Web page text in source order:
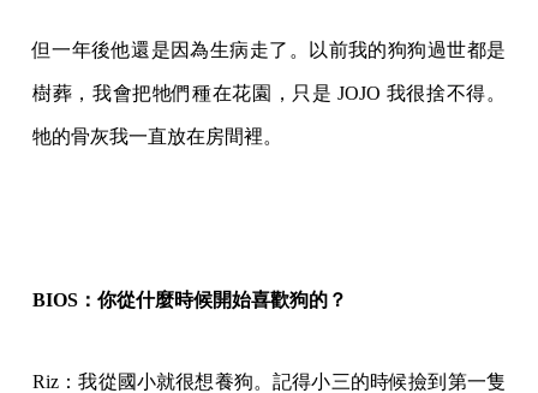
但一年後他還是因為生病走了。以前我的狗狗過世都是
樹葬，我會把牠們種在花園，只是 JOJO 我很捨不得。
牠的骨灰我一直放在房間裡。
BIOS：你從什麼時候開始喜歡狗的？
Riz：我從國小就很想養狗。記得小三的時候撿到第一隻